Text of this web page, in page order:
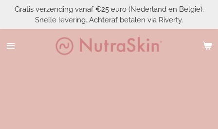
naar
de
Gratis verzending vanaf €25 euro (Nederland en België).
Snelle levering. Achteraf betalen via Riverty.